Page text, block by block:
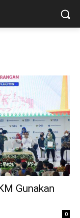
Gunakan
0